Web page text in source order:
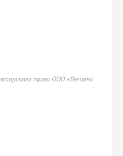
права ООО «Легион»